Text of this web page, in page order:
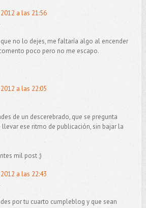
a las 21:56
no lo dejes, me faltaría algo al encender
poco pero no me escapo.
a las 22:05
de un descerebrado, que se pregunta
ese ritmo de publicación, sin bajar la
mil post ;)
a las 22:43
por tu cuarto cumpleblog y que sean